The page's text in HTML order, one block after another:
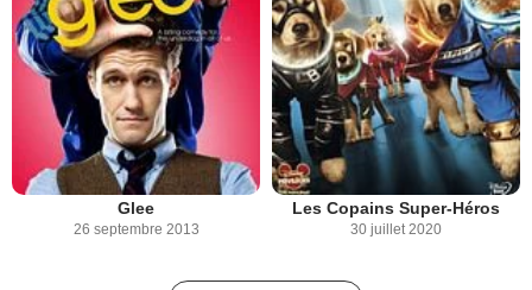
Glee
26 septembre 2013
Les Copains Super-Héros
30 juillet 2020